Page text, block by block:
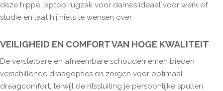
deze hippe laptop rugzak voor dames ideaal voor werk of
studie en laat hij niets te wensen over.
VEILIGHEID EN COMFORT VAN HOGE KWALITEIT
De verstelbare en afneembare schouderriemen bieden
verschillende draagopties en zorgen voor optimaal
draagcomfort, terwijl de ritssluiting je persoonlijke spullen